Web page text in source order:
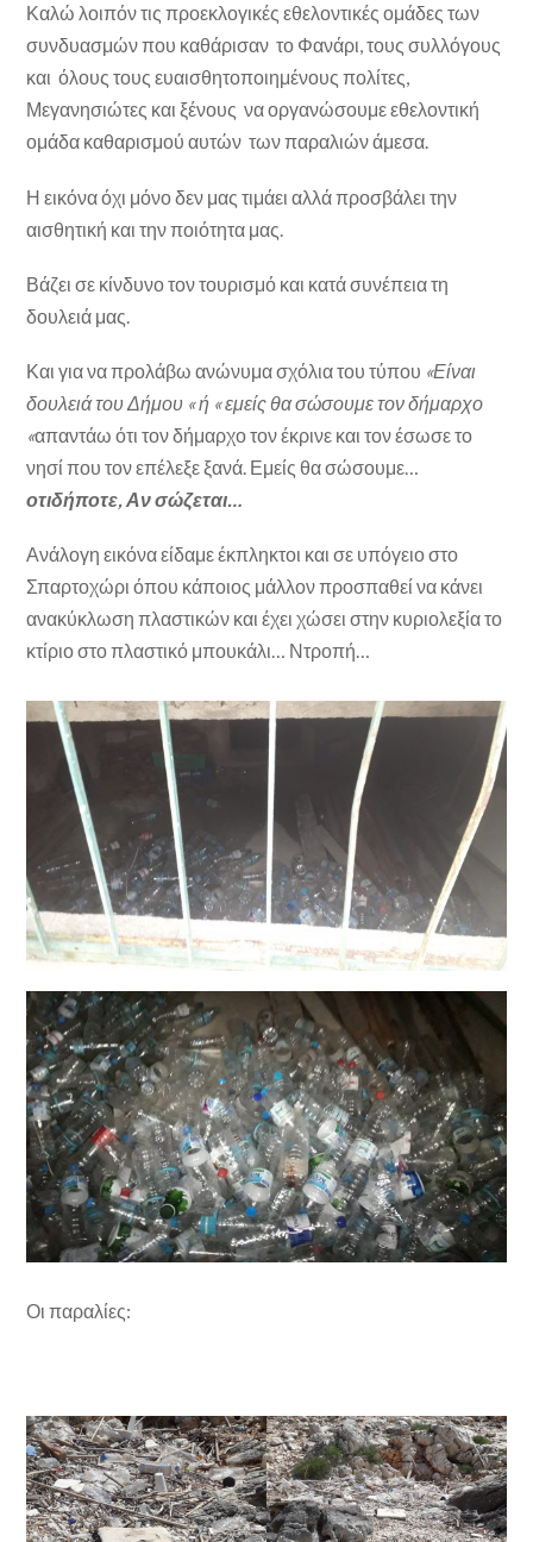
Καλώ λοιπόν τις προεκλογικές εθελοντικές ομάδες των
συνδυασμών που καθάρισαν το Φανάρι, τους συλλόγους
και όλους τους ευαισθητοποιημένους πολίτες,
Μεγανησιώτες και ξένους να οργανώσουμε εθελοντική
ομάδα καθαρισμού αυτών των παραλιών άμεσα.
Η εικόνα όχι μόνο δεν μας τιμάει αλλά προσβάλει την
αισθητική και την ποιότητα μας.
Βάζει σε κίνδυνο τον τουρισμό και κατά συνέπεια τη
δουλειά μας.
Και για να προλάβω ανώνυμα σχόλια του τύπου «Είναι
δουλειά του Δήμου « ή « εμείς θασώσουμε τον δήμαρχο
«απαντάω ότι τον δήμαρχο τον έκρινε και τον έσωσε το
νησί που τον επέλεξε ξανά. Εμείς θα σώσουμε…
οτιδήποτε, Αν σώζεται…
Ανάλογη εικόνα είδαμε έκπληκτοι και σε υπόγειο στο
Σπαρτοχώρι όπου κάποιος μάλλον προσπαθεί να κάνει
ανακύκλωση πλαστικών και έχει χώσει στην κυριολεξία το
κτίριο στο πλαστικό μπουκάλι… Ντροπή…
Οι παραλίες: